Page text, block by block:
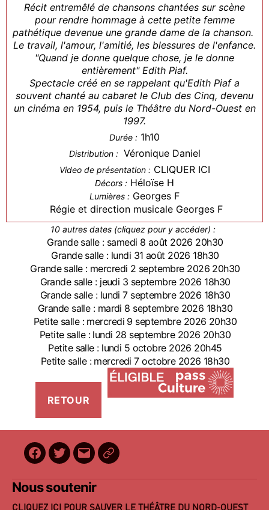
Récit entremêlé de chansons chantées sur scène
pour rendre hommage à cette petite femme
pathétique devenue une grande dame de la chanson.
Le travail, l'amour, l'amitié, les blessures de l'enfance.
"Quand je donne quelque chose, je le donne
entièrement" Edith Piaf.
Spectacle créé en se rappelant qu'Edith Piaf a
souvent chanté au cabaret le Club des Cinq, devenu
un cinéma en 1954, puis le Théâtre du Nord-Ouest en
1997.
Durée : 1h10
Distribution : Véronique Daniel
Video de présentation : CLIQUER ICI
Décors : Héloïse H
Lumières : Georges F
Régie et direction musicale Georges F
10 autres dates (cliquez pour y accéder) :
Grande salle : samedi 8 août 2026 20h30
Grande salle : lundi 31 août 2026 18h30
Grande salle : mercredi 2 septembre 2026 20h30
Grande salle : jeudi 3 septembre 2026 18h30
Grande salle : lundi 7 septembre 2026 18h30
Grande salle : mardi 8 septembre 2026 18h30
Petite salle : mercredi 9 septembre 2026 20h30
Petite salle : lundi 28 septembre 2026 20h30
Petite salle : lundi 5 octobre 2026 20h45
Petite salle : mercredi 7 octobre 2026 18h30
Facebook
Twitter
E-
mail
BilletReduc
Nous soutenir
CLIQUEZ ICI POUR SAUVER LE THÉÂTRE DU NORD-OUEST